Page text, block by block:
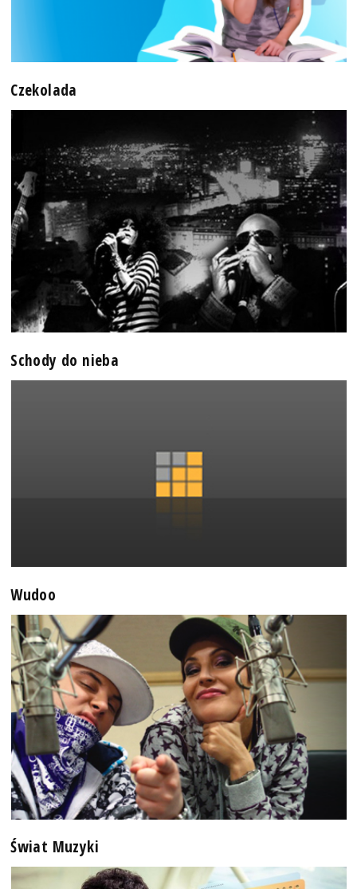
Czekolada
Schody do nieba
Wudoo
Świat Muzyki